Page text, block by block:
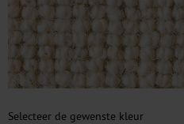
Selecteer de gewenste kleur